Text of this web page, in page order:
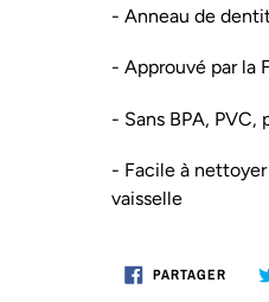
- Anneau de
- Approuvé par la
- Sans BPA, PVC,
- Facile à nettoyer
vaisselle
PARTAGER
SUR